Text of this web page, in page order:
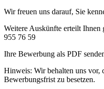
Wir freuen uns darauf, Sie
Weitere Auskünfte erteilt Ihnen
955 76 59
Ihre Bewerbung als PDF
Hinweis: Wir behalten uns vor,
Bewerbungsfrist zu besetzen.